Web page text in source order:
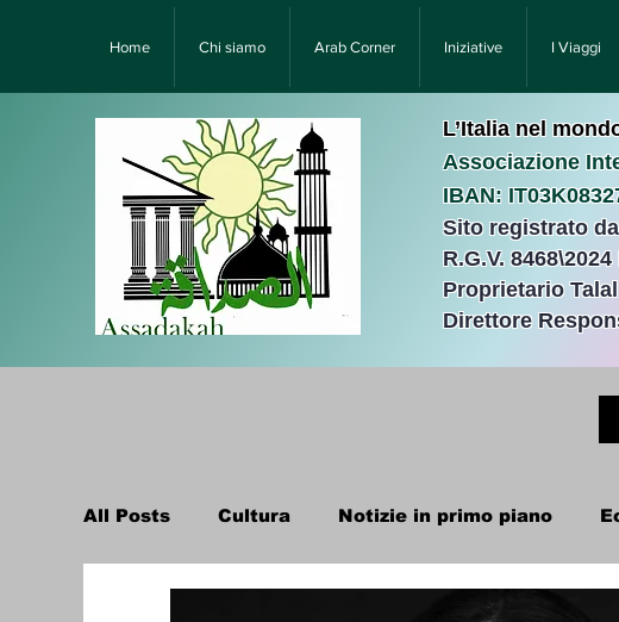
Home Chi siamo Arab Corner Iniziative I Viaggi
L’Italia nel
Associazione
IBAN:
Sito registrato
R.G.V.
Proprietario
Direttore
All Posts Cultura Notizie in primo piano
Comunicati